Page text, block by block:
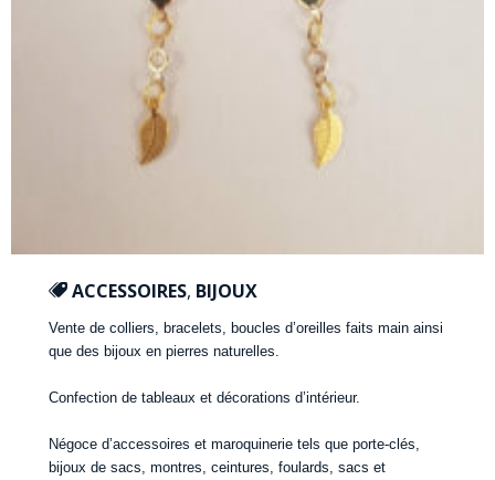
ACCESSOIRES, BIJOUX
Vente de colliers, bracelets, boucles d’oreilles faits main ainsi
que des bijoux en pierres naturelles.
Confection de tableaux et décorations d’intérieur.
Négoce d’accessoires et maroquinerie tels que porte-clés,
bijoux de sacs, montres, ceintures, foulards, sacs et